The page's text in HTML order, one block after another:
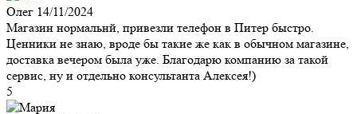
Олег 14/11/2024
Магазин нормальнй, привезли телефон в Питер быстро.
Ценники не знаю, вроде бы такие же как в обычном магазине,
доставка вечером была уже. Благодарю компанию за такой
сервис, ну и отдельно консультанта Алексея!)
5